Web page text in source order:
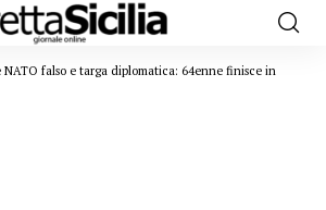
NATO falso e targa diplomatica: 64enne finisce in